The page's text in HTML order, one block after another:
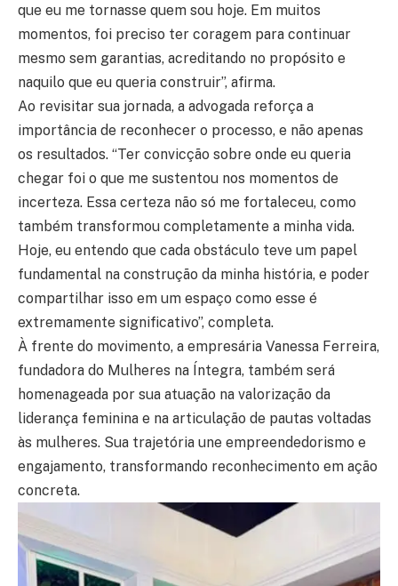
que eu me tornasse quem sou hoje. Em muitos
momentos, foi preciso ter coragem para continuar
mesmo sem garantias, acreditando no propósito e
naquilo que eu queria construir”, afirma.
Ao revisitar sua jornada, a advogada reforça a
importância de reconhecer o processo, e não apenas
os resultados. “Ter convicção sobre onde eu queria
chegar foi o que me sustentou nos momentos de
incerteza. Essa certeza não só me fortaleceu, como
também transformou completamente a minha vida.
Hoje, eu entendo que cada obstáculo teve um papel
fundamental na construção da minha história, e poder
compartilhar isso em um espaço como esse é
extremamente significativo”, completa.
À frente do movimento, a empresária Vanessa Ferreira,
fundadora do Mulheres na Íntegra, também será
homenageada por sua atuação na valorização da
liderança feminina e na articulação de pautas voltadas
às mulheres. Sua trajetória une empreendedorismo e
engajamento, transformando reconhecimento em ação
concreta.